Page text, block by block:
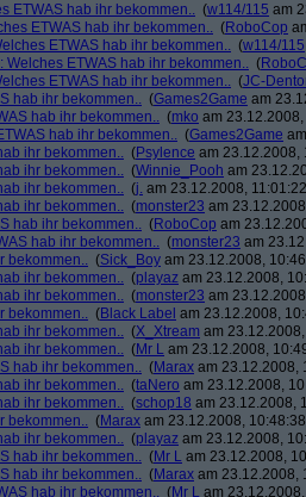
ETWAS hab ihr bekommen.. (w114/115 am
ETWAS hab ihr bekommen.. (RoboCop
ETWAS hab ihr bekommen.. (w114/115
Welches ETWAS hab ihr bekommen.. (
ETWAS hab ihr bekommen.. (JC-
hab ihr bekommen.. (Games2Game am
hab ihr bekommen.. (mko am
hab ihr bekommen.. (Games2Game
ihr bekommen.. (Psylence am 23.12.2008,
ihr bekommen.. (Winnie_Pooh am
ihr bekommen.. (j. am 23.12.2008,
ihr bekommen.. (monster23 am
hab ihr bekommen.. (RoboCop am
hab ihr bekommen.. (monster23 am
bekommen.. (Sick_Boy am 23.12.2008,
ihr bekommen.. (playaz am 23.12.2008,
ihr bekommen.. (monster23 am
bekommen.. (Black Label am 23.12.2008,
ihr bekommen.. (X_Xtream am
ihr bekommen.. (Mr L am 23.12.2008,
hab ihr bekommen.. (Marax am 23.12.2008,
ihr bekommen.. (taNero am 23.12.2008,
ihr bekommen.. (schop18 am 23.12.2008,
bekommen.. (Marax am 23.12.2008,
ihr bekommen.. (playaz am 23.12.2008,
hab ihr bekommen.. (Mr L am 23.12.2008,
hab ihr bekommen.. (Marax am 23.12.2008,
hab ihr bekommen.. (Mr L am